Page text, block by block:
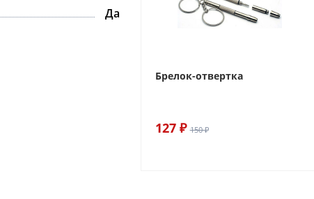
Да
Брелок-отвертка
127 ₽ 150 ₽